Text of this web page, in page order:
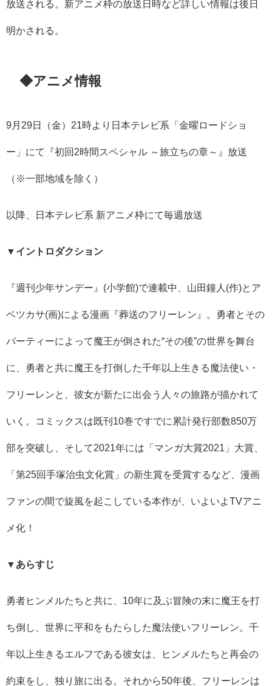
放送される。新アニメ枠の放送日時など詳しい情報は後日
明かされる。
◆アニメ情報
9月29日（金）21時より日本テレビ系「金曜ロードショ
ー」にて『初回2時間スペシャル ～旅立ちの章～』放送
（※一部地域を除く）
以降、日本テレビ系 新アニメ枠にて毎週放送
▼イントロダクション
『週刊少年サンデー』(小学館)で連載中、山田鐘人(作)とア
ベツカサ(画)による漫画『葬送のフリーレン』。勇者とその
パーティーによって魔王が倒された“その後”の世界を舞台
に、勇者と共に魔王を打倒した千年以上生きる魔法使い・
フリーレンと、彼女が新たに出会う人々の旅路が描かれて
いく。コミックスは既刊10巻ですでに累計発行部数850万
部を突破し、そして2021年には「マンガ大賞2021」大賞、
「第25回手塚治虫文化賞」の新生賞を受賞するなど、漫画
ファンの間で旋風を起こしている本作が、いよいよTVアニ
メ化！
▼あらすじ
勇者ヒンメルたちと共に、10年に及ぶ冒険の末に魔王を打
ち倒し、世界に平和をもたらした魔法使いフリーレン。千
年以上生きるエルフである彼女は、ヒンメルたちと再会の
約束をし、独り旅に出る。それから50年後、フリーレンは